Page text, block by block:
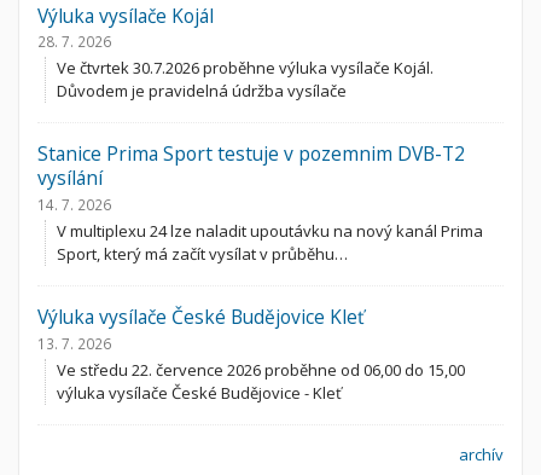
Výluka vysílače Kojál
28. 7. 2026
Ve čtvrtek 30.7.2026 proběhne výluka vysílače Kojál.
Důvodem je pravidelná údržba vysílače
Stanice Prima Sport testuje v pozemnim DVB-T2
vysílání
14. 7. 2026
V multiplexu 24 lze naladit upoutávku na nový kanál Prima
Sport, který má začít vysílat v průběhu…
Výluka vysílače České Budějovice Kleť
13. 7. 2026
Ve středu 22. července 2026 proběhne od 06,00 do 15,00
výluka vysílače České Budějovice - Kleť
archív